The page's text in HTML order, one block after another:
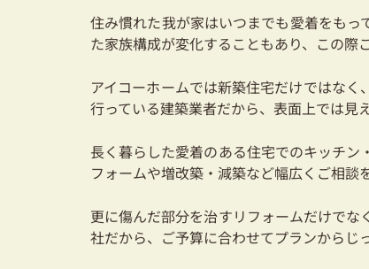
住み慣れた我が家はいつまでも愛着をも
た家族構成が変化することもあり、この際
アイコーホームでは新築住宅だけではな
行っている建築業者だから、表面上では見
長く暮らした愛着のある住宅でのキッチ
フォームや増改築・減築など幅広くご相談
更に傷んだ部分を治すリフォームだけで
社だから、ご予算に合わせてプランからじ